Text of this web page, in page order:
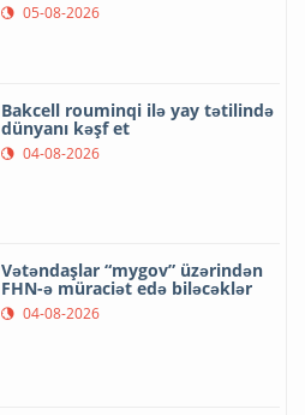
05-08-2026
Bakcell rouminqi ilə yay tətilində
dünyanı kəşf et
04-08-2026
Vətəndaşlar “mygov” üzərindən
FHN-ə müraciət edə biləcəklər
04-08-2026